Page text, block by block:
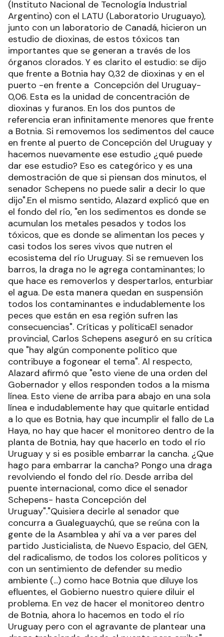
(Instituto Nacional de Tecnología Industrial
Argentino) con el LATU (Laboratorio Uruguayo),
junto con un laboratorio de Canadá, hicieron un
estudio de dioxinas, de estos tóxicos tan
importantes que se generan a través de los
órganos clorados. Y es clarito el estudio: se dijo
que frente a Botnia hay 0,32 de dioxinas y en el
puerto -en frente a Concepción del Uruguay-
0,06. Esta es la unidad de concentración de
dioxinas y furanos. En los dos puntos de
referencia eran infinitamente menores que frente
a Botnia. Si removemos los sedimentos del cauce
en frente al puerto de Concepción del Uruguay y
hacemos nuevamente ese estudio ¿qué puede
dar ese estudio? Eso es categórico y es una
demostración de que si piensan dos minutos, el
senador Schepens no puede salir a decir lo que
dijo".En el mismo sentido, Alazard explicó que en
el fondo del río, "en los sedimentos es donde se
acumulan los metales pesados y todos los
tóxicos, que es donde se alimentan los peces y
casi todos los seres vivos que nutren el
ecosistema del río Uruguay. Si se remueven los
barros, la draga no le agrega contaminantes; lo
que hace es removerlos y despertarlos, enturbiar
el agua. De esta manera quedan en suspensión
todos los contaminantes e indudablemente los
peces que están en esa región sufren las
consecuencias". Críticas y políticaEl senador
provincial, Carlos Schepens aseguró en su crítica
que "hay algún componente político que
contribuye a fogonear el tema". Al respecto,
Alazard afirmó que "esto viene de una orden del
Gobernador y ellos responden todos a la misma
línea. Esto viene de arriba para abajo en una sola
línea e indudablemente hay que quitarle entidad
a lo que es Botnia, hay que incumplir el fallo de La
Haya, no hay que hacer el monitoreo dentro de la
planta de Botnia, hay que hacerlo en todo el río
Uruguay y si es posible embarrar la cancha. ¿Que
hago para embarrar la cancha? Pongo una draga
revolviendo el fondo del río. Desde arriba del
puente internacional, como dice el senador
Schepens- hasta Concepción del
Uruguay"."Quisiera decirle al senador que
concurra a Gualeguaychú, que se reúna con la
gente de la Asamblea y ahí va a ver pares del
partido Justicialista, de Nuevo Espacio, del GEN,
del radicalismo, de todos los colores políticos y
con un sentimiento de defender su medio
ambiente (...) como hace Botnia que diluye los
efluentes, el Gobierno nuestro quiere diluir el
problema. En vez de hacer el monitoreo dentro
de Botnia, ahora lo hacemos en todo el río
Uruguay pero con el agravante de plantear una